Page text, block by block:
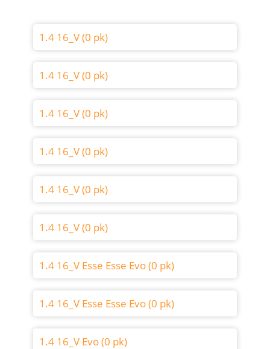
1.4 16_V (0 pk)
1.4 16_V (0 pk)
1.4 16_V (0 pk)
1.4 16_V (0 pk)
1.4 16_V (0 pk)
1.4 16_V (0 pk)
1.4 16_V Esse Esse Evo (0 pk)
1.4 16_V Esse Esse Evo (0 pk)
1.4 16_V Evo (0 pk)